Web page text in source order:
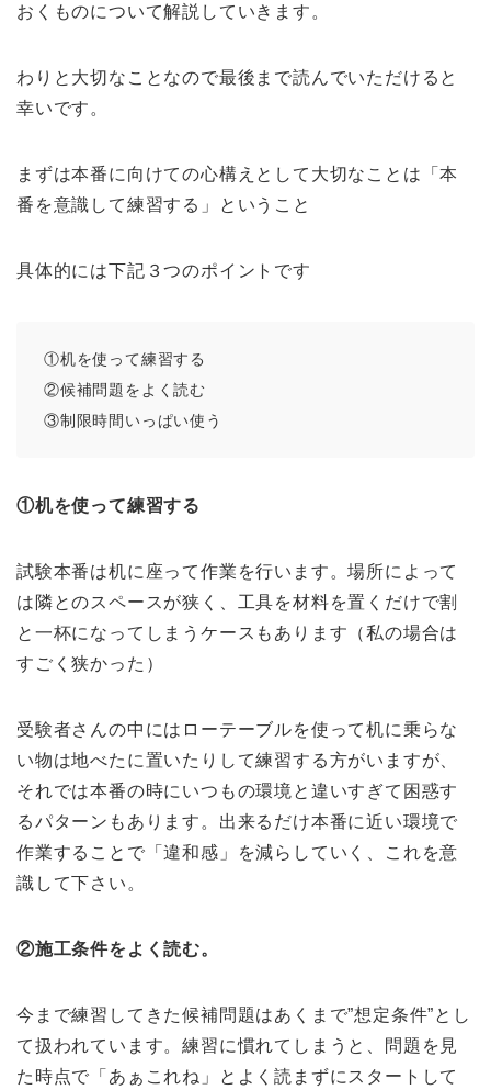
おくものについて解説していきます。
わりと大切なことなので最後まで読んでいただけると
幸いです。
まずは本番に向けての心構えとして大切なことは「本
番を意識して練習する」ということ
具体的には下記３つのポイントです
①机を使って練習する
②候補問題をよく読む
③制限時間いっぱい使う
①机を使って練習する
試験本番は机に座って作業を行います。場所によって
は隣とのスペースが狭く、工具を材料を置くだけで割
と一杯になってしまうケースもあります（私の場合は
すごく狭かった）
受験者さんの中にはローテーブルを使って机に乗らな
い物は地べたに置いたりして練習する方がいますが、
それでは本番の時にいつもの環境と違いすぎて困惑す
るパターンもあります。出来るだけ本番に近い環境で
作業することで「違和感」を減らしていく、これを意
識して下さい。
②施工条件をよく読む。
今まで練習してきた候補問題はあくまで”想定条件”とし
て扱われています。練習に慣れてしまうと、問題を見
た時点で「あぁこれね」とよく読まずにスタートして